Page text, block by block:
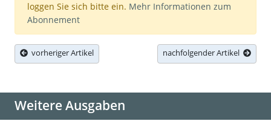
loggen Sie sich bitte ein. Mehr Informationen zum
Abonnement
vorheriger Artikel nachfolgender Artikel
Weitere Ausgaben